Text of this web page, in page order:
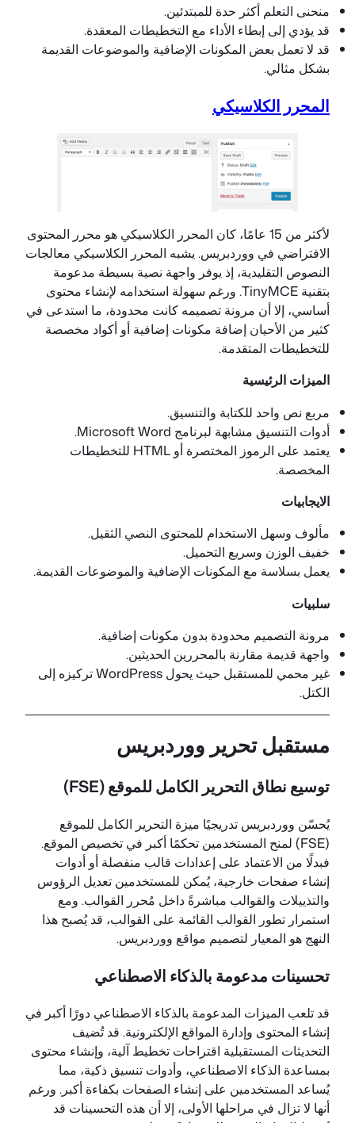
منحنى التعلم أكثر حدة للمبتدئين.
قد يؤدي إلى إبطاء الأداء مع التخطيطات المعقدة.
قد لا تعمل بعض المكونات الإضافية والموضوعات القديمة
بشكل مثالي.
المحرر الكلاسيكي
لأكثر من 15 عامًا، كان المحرر الكلاسيكي هو محرر المحتوى
الافتراضي في ووردبريس. يشبه المحرر الكلاسيكي معالجات
النصوص التقليدية، إذ يوفر واجهة نصية بسيطة مدعومة
بتقنية TinyMCE. ورغم سهولة استخدامه لإنشاء محتوى
أساسي، إلا أن مرونة تصميمه كانت محدودة، ما استدعى في
كثير من الأحيان إضافة مكونات إضافية أو أكواد مخصصة
للتخطيطات المتقدمة.
الميزات الرئيسية
مربع نص واحد للكتابة والتنسيق.
أدوات التنسيق مشابهة لبرنامج Microsoft Word.
يعتمد على الرموز المختصرة أو HTML للتخطيطات
المخصصة.
الايجابيات
مألوف وسهل الاستخدام للمحتوى النصي الثقيل.
خفيف الوزن وسريع التحميل.
يعمل بسلاسة مع المكونات الإضافية والموضوعات القديمة.
سلبيات
مرونة التصميم محدودة بدون مكونات إضافية.
واجهة قديمة مقارنة بالمحررين الحديثين.
غير محمي للمستقبل حيث يحول WordPress تركيزه إلى
الكتل.
مستقبل تحرير ووردبريس
توسيع نطاق التحرير الكامل للموقع (FSE)
يُحسّن ووردبريس تدريجيًا ميزة التحرير الكامل للموقع
(FSE) لمنح المستخدمين تحكمًا أكبر في تخصيص الموقع.
فبدلًا من الاعتماد على إعدادات قالب منفصلة أو أدوات
إنشاء صفحات خارجية، يُمكن للمستخدمين تعديل الرؤوس
والتذييلات والقوالب مباشرةً داخل مُحرر القوالب. ومع
استمرار تطور القوالب القائمة على القوالب، قد يُصبح هذا
النهج هو المعيار لتصميم مواقع ووردبريس.
تحسينات مدعومة بالذكاء الاصطناعي
قد تلعب الميزات المدعومة بالذكاء الاصطناعي دورًا أكبر في
إنشاء المحتوى وإدارة المواقع الإلكترونية. قد تُضيف
التحديثات المستقبلية اقتراحات تخطيط آلية، وإنشاء محتوى
بمساعدة الذكاء الاصطناعي، وأدوات تنسيق ذكية، مما
يُساعد المستخدمين على إنشاء الصفحات بكفاءة أكبر. ورغم
أنها لا تزال في مراحلها الأولى، إلا أن هذه التحسينات قد